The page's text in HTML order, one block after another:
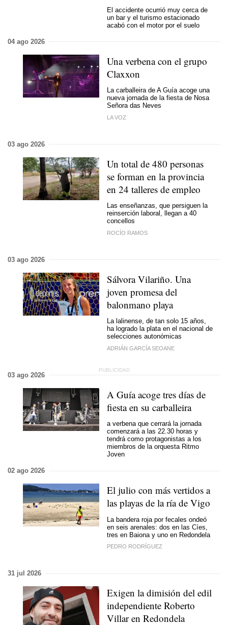
El accidente ocurrió muy cerca de
un bar y el turismo estacionado
acabó con el motor por el suelo
04 ago 2026
Una verbena con el grupo
Claxxon
La carballeira de A Guía acoge una
nueva jornada de la fiesta de Nosa
Señora das Neves
LA VOZ
03 ago 2026
Un total de 480 personas
se forman en la provincia
en 24 talleres de empleo
Las enseñanzas, que persiguen la
reinserción laboral, llegan a 40
concellos
ROCÍO RAMOS
03 ago 2026
Sálvora Vilariño. Una
joven promesa del
balonmano playa
La lalinense, de tan solo 15 años,
ha logrado la plata en el nacional de
selecciones autonómicas
ADRIÁN GARCÍA SEOANE
03 ago 2026
A Guía acoge tres días de
fiesta en su carballeira
a verbena que cerrará la jornada
comenzará a las 22.30 horas y
tendrá como protagonistas a los
miembros de la orquesta Ritmo
Joven
02 ago 2026
El julio con más vertidos a
las playas de la ría de Vigo
La bandera roja por fecales ondeó
en seis arenales: dos en las Cíes,
tres en Baiona y uno en Redondela
PEDRO RODRÍGUEZ
31 jul 2026
Exigen la dimisión del edil
independiente Roberto
Villar en Redondela